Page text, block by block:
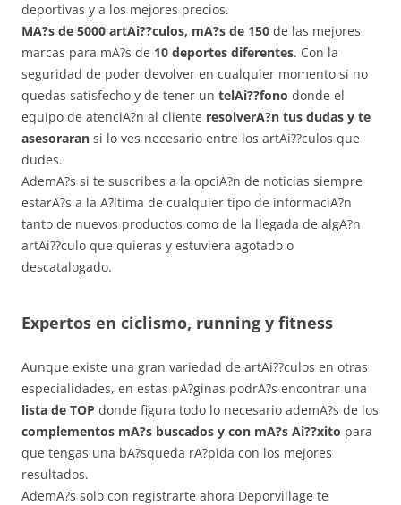
deportivas y a los mejores precios.
MA?s de 5000 artAi??culos, mA?s de 150 de las mejores
marcas para mA?s de 10 deportes diferentes. Con la
seguridad de poder devolver en cualquier momento si no
quedas satisfecho y de tener un telAi??fono donde el
equipo de atenciA?n al cliente resolverA?n tus dudas y te
asesoraran si lo ves necesario entre los artAi??culos que
dudes.
AdemA?s si te suscribes a la opciA?n de noticias siempre
estarA?s a la A?ltima de cualquier tipo de informaciA?n
tanto de nuevos productos como de la llegada de algA?n
artAi??culo que quieras y estuviera agotado o
descatalogado.
Expertos en ciclismo, running y fitness
Aunque existe una gran variedad de artAi??culos en otras
especialidades, en estas pA?ginas podrA?s encontrar una
lista de TOP donde figura todo lo necesario ademA?s de los
complementos mA?s buscados y con mA?s Ai??xito para
que tengas una bA?squeda rA?pida con los mejores
resultados.
AdemA?s solo con registrarte ahora Deporvillage te